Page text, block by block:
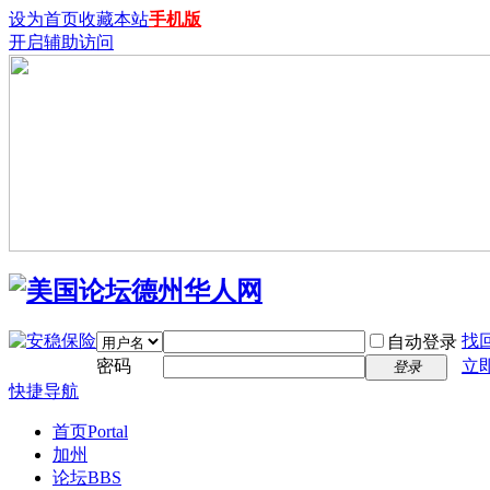
设为首页收藏本站手机版
开启辅助访问
自动登录 找
密码
登录
立
快捷导航
首页Portal
加州
论坛BBS